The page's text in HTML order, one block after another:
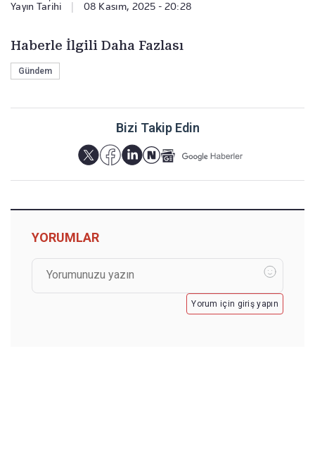
Yayın Tarihi 08 Kasım, 2025 - 20:28
Haberle İlgili Daha Fazlası
Gündem
Bizi Takip Edin
YORUMLAR
Yorum için giriş yapın